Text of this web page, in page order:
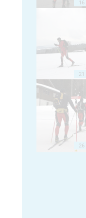
16
21
26